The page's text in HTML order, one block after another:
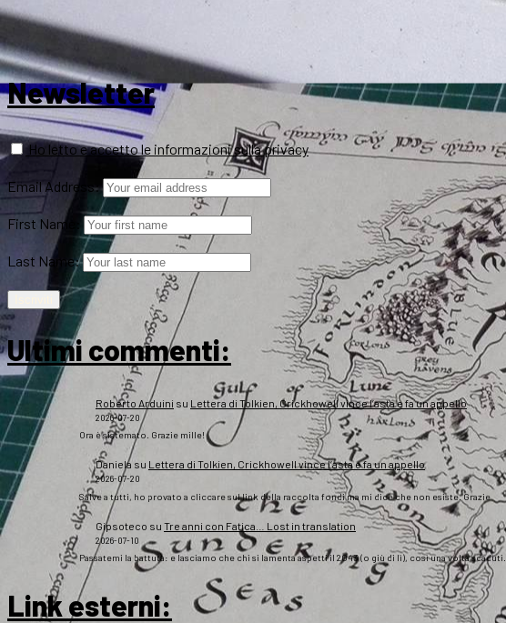
Newsletter
Ho letto e accetto le informazioni sulla privacy
Email Address:
First Name:
Last Name:
Ultimi commenti:
Roberto Arduini su Lettera di Tolkien, Crickhowell vince l’asta e fa un appello
2026-07-20
Ora è sistemato. Grazie mille!
Daniela su Lettera di Tolkien, Crickhowell vince l’asta e fa un appello
2026-07-20
Salve a tutti, ho provato a cliccare sul link della raccolta fondi ma mi dice che non esiste. Grazie
Gipsoteco su Tre anni con Fatica… Lost in translation
2026-07-10
Passatemi la battuta: e lasciamo che chi si lamenta aspetti il 2043 (o giù di lì), così una volta scaduti…
Link esterni: